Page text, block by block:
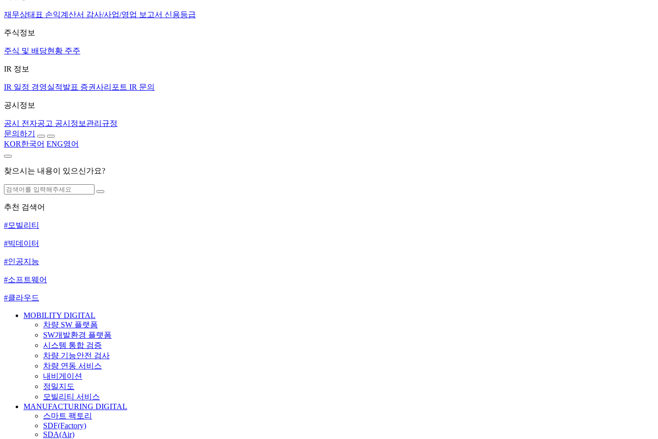
재무상태표 손익계산서 감사/사업/영업 보고서 신용등급
주식정보
주식 및 배당현황 주주
IR 정보
IR 일정 경영실적발표 증권사리포트 IR 문의
공시정보
공시 전자공고 공시정보관리규정
문의하기
KOR한국어 ENG영어
찾으시는 내용이 있으신가요?
추천 검색어
#모빌리티
#빅데이터
#인공지능
#소프트웨어
#클라우드
MOBILITY DIGITAL
차량 SW 플랫폼
SW개발환경 플랫폼
시스템 통합 검증
차량 기능안전 검사
차량 연동 서비스
내비게이션
정밀지도
모빌리티 서비스
MANUFACTURING DIGITAL
스마트 팩토리
SDF(Factory)
SDA(Air)